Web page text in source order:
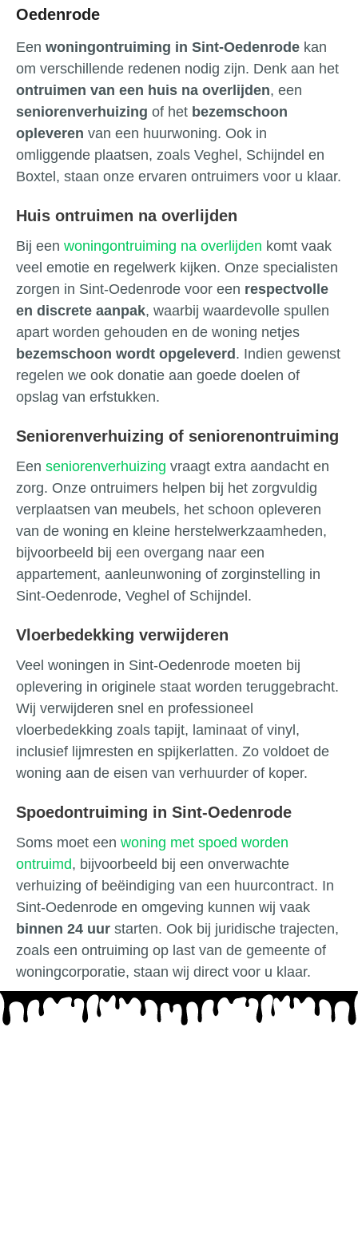
Oedenrode
Een woningontruiming in Sint-Oedenrode kan
om verschillende redenen nodig zijn. Denk aan het
ontruimen van een huis na overlijden, een
seniorenverhuizing of het bezemschoon
opleveren van een huurwoning. Ook in
omliggende plaatsen, zoals Veghel, Schijndel en
Boxtel, staan onze ervaren ontruimers voor u klaar.
Huis ontruimen na overlijden
Bij een woningontruiming na overlijden komt vaak
veel emotie en regelwerk kijken. Onze specialisten
zorgen in Sint-Oedenrode voor een respectvolle
en discrete aanpak, waarbij waardevolle spullen
apart worden gehouden en de woning netjes
bezemschoon wordt opgeleverd. Indien gewenst
regelen we ook donatie aan goede doelen of
opslag van erfstukken.
Seniorenverhuizing of seniorenontruiming
Een seniorenverhuizing vraagt extra aandacht en
zorg. Onze ontruimers helpen bij het zorgvuldig
verplaatsen van meubels, het schoon opleveren
van de woning en kleine herstelwerkzaamheden,
bijvoorbeeld bij een overgang naar een
appartement, aanleunwoning of zorginstelling in
Sint-Oedenrode, Veghel of Schijndel.
Vloerbedekking verwijderen
Veel woningen in Sint-Oedenrode moeten bij
oplevering in originele staat worden teruggebracht.
Wij verwijderen snel en professioneel
vloerbedekking zoals tapijt, laminaat of vinyl,
inclusief lijmresten en spijkerlatten. Zo voldoet de
woning aan de eisen van verhuurder of koper.
Spoedontruiming in Sint-Oedenrode
Soms moet een woning met spoed worden
ontruimd, bijvoorbeeld bij een onverwachte
verhuizing of beëindiging van een huurcontract. In
Sint-Oedenrode en omgeving kunnen wij vaak
binnen 24 uur starten. Ook bij juridische trajecten,
zoals een ontruiming op last van de gemeente of
woningcorporatie, staan wij direct voor u klaar.